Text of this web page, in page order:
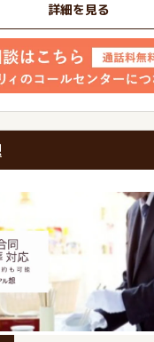
詳細を見る